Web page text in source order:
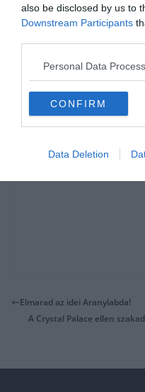
also be disclosed by us to
Downstream Participants
Personal Data
CONFIRM
Data Deletion
Annak ellenére, hogy Sarri
Elmarad az idei Aranylabda!
A Crystal Palace ellen